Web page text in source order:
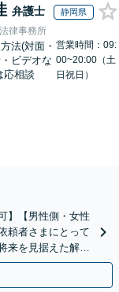
弁護士 静岡県
律事務所
法(対面・
ビデオな
応相談
営業時間：09:
00~20:00（土
日祝日）
】【男性側・女性
頼者さまにとって
来を見据えた解決
相談可】